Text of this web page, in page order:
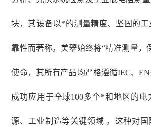
块，其设备以*的测量精度、坚固的
靠性而著称。美翠始终将“精准测量，
使命，其所有产品均严格遵循IEC、
成功应用于全球100多个*和地区的电
源、工业制造等关键领域 。这种对